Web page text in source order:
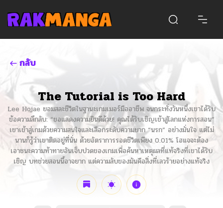
กลับ
The Tutorial is Too Hard
Lee Hojae ยอมสละชีวิตในฐานะเกมเมอร์มืออาชีพ จนกระทั่งวันหนึ่งเขาได้รับ
ข้อความลึกลับ: “ขอแสดงความยินดีด้วย! คุณได้รับเชิญเข้าสู่โลกแห่งการสอน”
เขาเข้าสู่เกมด้วยความสนใจและเลือกระดับความยาก “นรก” อย่างมั่นใจ แต่ไม่
นานก็รู้ว่าเขาติดอยู่ที่นั่น ด้วยอัตราการรอดชีวิตเพียง 0.01% โฮแจจะต้อง
เอาชนะความท้าทายอันเจ็บปวดของเกมเพื่อค้นหาเหตุผลที่แท้จริงที่เขาได้รับ
เชิญ บทช่วยสอนนี้อาจยาก แต่ความลับของมันคือสิ่งที่เลวร้ายอย่างแท้จริง